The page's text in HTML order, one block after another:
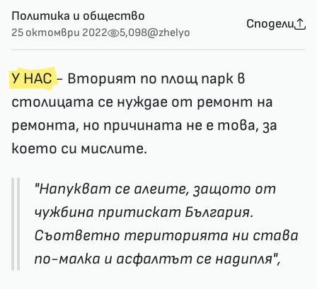
Политика и общество
25 октомври 2022 5,098@zhelyo
Сподели
У НАС- Вторият по площ парк в
столицата се нуждае от ремонт на
ремонта, но причината не е това, за
което си мислите.
"Напукват се алеите, защото от
чужбина притискат България.
Съответно територията ни става
по-малка и асфалтът се надипля",